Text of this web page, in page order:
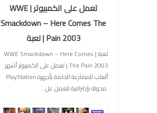
تعمل على الكمبيوتر | WWE
Smackdown – Here Comes The
Pain 2003 | لعبة
لعبة | WWE Smackdown – Here Comes
The Pain 2003 | تعمل على الكمبيوتر أشهر
ألعاب المصارعة الخاصة بأجهزة PlayStation
محولة بإحترافية لتعمل عل...